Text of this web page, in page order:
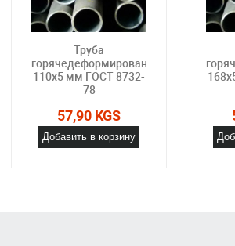
Труба
горячедеформированная
110х5 мм ГОСТ 8732-
78
57,90 KGS
Добавить в корзину